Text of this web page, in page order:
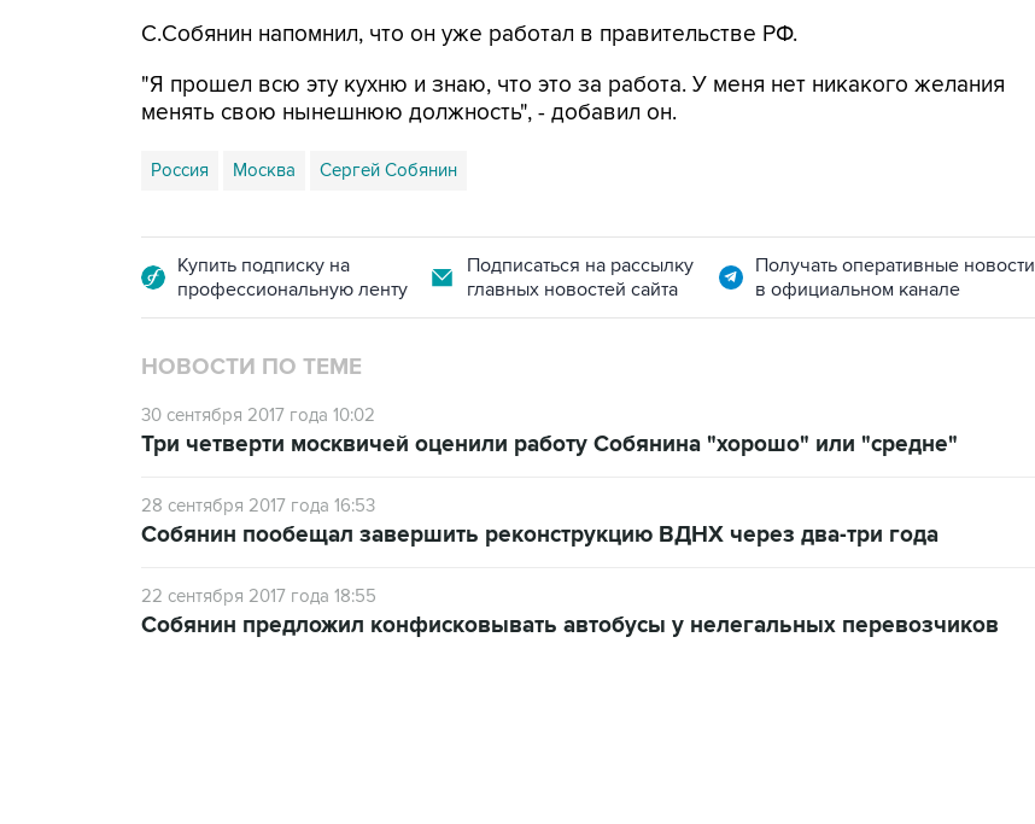
С.Собянин напомнил, что он уже работал в правительстве РФ.
"Я прошел всю эту кухню и знаю, что это за работа. У меня нет никакого желания
менять свою нынешнюю должность", - добавил он.
Россия Москва Сергей Собянин
Купить подписку на
профессиональную ленту
Подписаться на рассылку
главных новостей сайта
Получать оперативные новости
в официальном канале
НОВОСТИ ПО ТЕМЕ
30 сентября 2017 года 10:02
Три четверти москвичей оценили работу Собянина "хорошо" или "средне"
28 сентября 2017 года 16:53
Собянин пообещал завершить реконструкцию ВДНХ через два-три года
22 сентября 2017 года 18:55
Собянин предложил конфисковывать автобусы у нелегальных перевозчиков